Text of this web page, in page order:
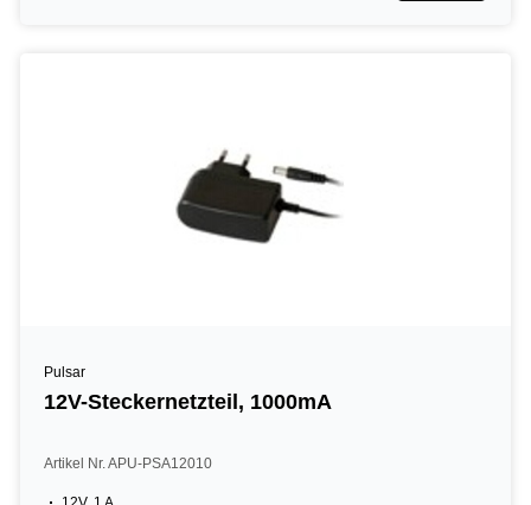
Pulsar
12V-Steckernetzteil, 1000mA
Artikel Nr. APU-PSA12010